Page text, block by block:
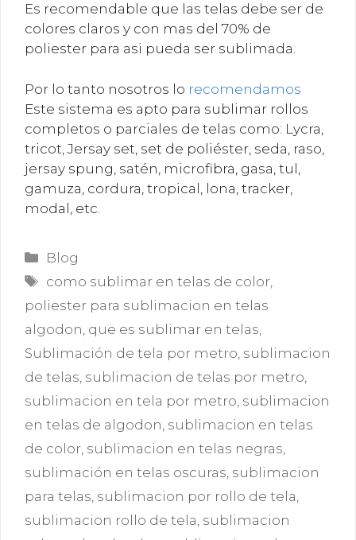
Es recomendable que las telas debe ser de
colores claros y con mas del 70% de
poliester para asi pueda ser sublimada.
Por lo tanto nosotros lo recomendamos
Este sistema es apto para sublimar rollos
completos o parciales de telas como: Lycra,
tricot, Jersay set, set de poliéster, seda, raso,
jersay spung, satén, microfibra, gasa, tul,
gamuza, cordura, tropical, lona, tracker,
modal, etc.
Categorías
Blog
Etiquetas
como sublimar en telas de color
poliester para sublimacion en telas
algodon que es sublimar en telas
Sublimación de tela por metro sublimacion
de telas sublimacion de telas por metro
sublimacion en tela por metro sublimacion
en telas de algodon sublimacion en telas
de color sublimacion en telas negras
sublimación en telas oscuras sublimacion
para telas sublimacion por rollo de tela
sublimacion rollo de tela sublimacion